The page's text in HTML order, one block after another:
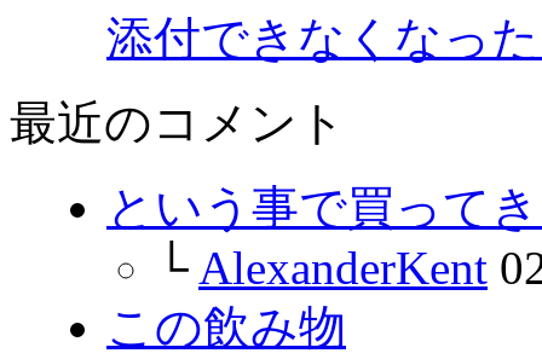
添付できなくなっ
最近のコメント
という事で買って
└ AlexanderKent
この飲み物